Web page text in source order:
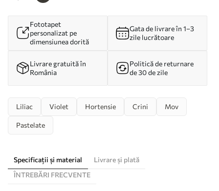
Fototapet
personalizat pe
dimensiunea dorită
Gata de livrare în 1–3
zile lucrătoare
Livrare gratuită în
România
Politică de returnare
de 30 de zile
Liliac Violet Hortensie Crini Mov
Pastelate
Specificații și material
Livrare și plată
ÎNTREBĂRI FRECVENTE